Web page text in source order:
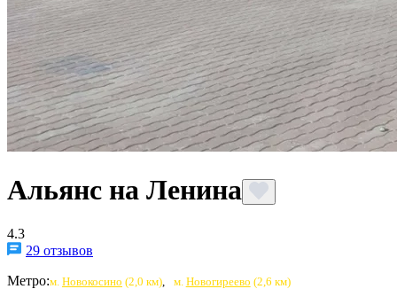
Альянс на Ленина
4.3
29 отзывов
Метро:м. Новокосино (2,0 км) м. Новогиреево (2,6 км)